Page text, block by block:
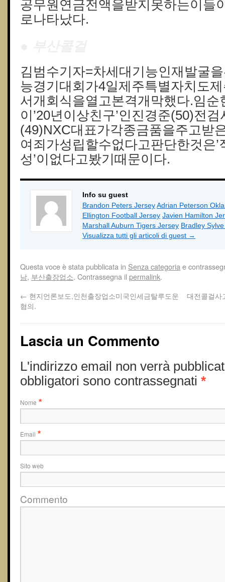
공무원연금전액을받지못하는이들
로나타났다.
김범수기자=차세대기능인재발굴
능경기대회가4일제주특별자치도
서개회식을열고본격개막했다.임순
이’20년이상친구’인진경준(50)전
(49)NXC대표가각종금품을주고받
여죄가성립할수없다고판단한것은’
성’이없다고봤기때문이다.
Info su guest
Brandon Peters JerseyAdrian Peterson
Ellington Football Jersey Javien Hamilton
Marshall Auburn Tigers Jersey Bradley
Visualizza tutti gli articoli di guest →
Questa voce è stata pubblicata in Senza categoria e
남, 부산출장업소. Contrassegna il permalink.
← 현지언론보도,인천출장업소미국인세금탈루도운
혐의.
대전콜걸사
Lascia un Commento
L'indirizzo email non verrà
obbligatori sono contrassegnati *
Nome *
Email *
Sito web
Commento